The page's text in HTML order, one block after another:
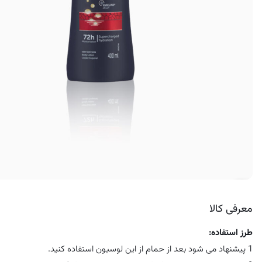
معرفی کالا
طرز استفاده:
1 پیشنهاد می شود بعد از حمام از این لوسیون استفاده کنید.